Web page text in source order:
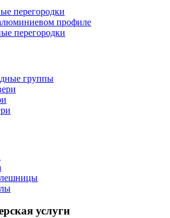
перегородки
профиле
перегородки
группы
услуги